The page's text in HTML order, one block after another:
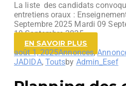
La liste des candidats
entretiens oraux :
Septembre 2025 Mardi 09
10 Septembre 2025
EN SAVOIR PLUS
août 1, 2025Annonces,
JADIDA, Toutsby Admin_Esef